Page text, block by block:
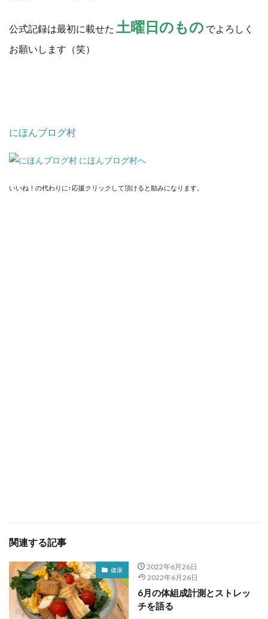
公式記録は最初に載せた 土曜日のもの でよろしく
お願いします（笑）
にほんブログ村
いいね！の代わりに↑応援クリックして頂けると励みになります。
関連する記事
健康
2022年6月26日
2022年6月26日
6月の体組成計測とストレッ
チを語る